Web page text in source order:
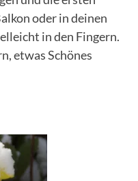
oder in deinen
in den Fingern.
etwas Schönes